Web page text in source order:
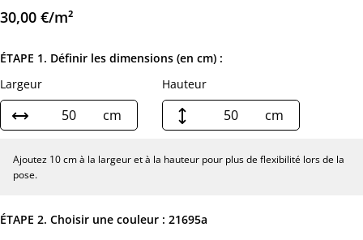
30,00 €/m²
ÉTAPE 1. Définir les dimensions (en cm) :
Largeur
cm
Hauteur
cm
Ajoutez 10 cm à la largeur et à la hauteur pour plus de flexibilité lors de la
pose.
ÉTAPE 2. Choisir une couleur : 21695a